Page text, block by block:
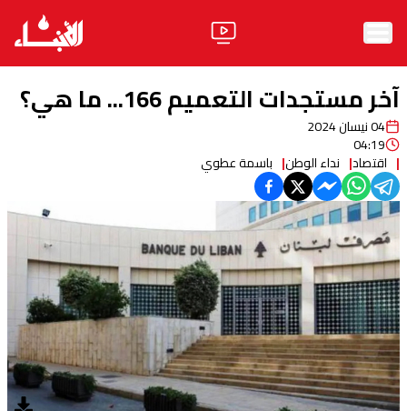
الأخبار
ثقافة ومجتمع
آراء
فيديو
مواقف
وليد جنبلاطالحزب
ابحث
آخر مستجدات التعميم 166... ما هي؟
04 نيسان 2024
04:19
اقتصاد نداء الوطن باسمة عطوي